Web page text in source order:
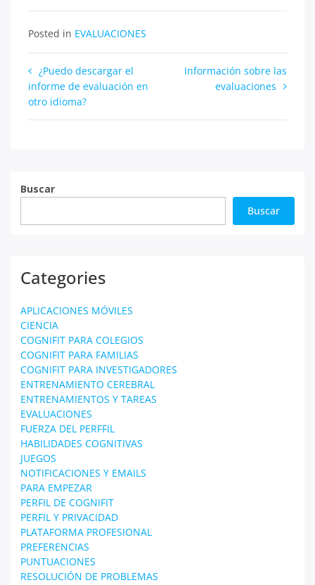
Posted in EVALUACIONES
Navegación
de
entradas
¿Puedo descargar el
informe de evaluación en
otro idioma?
Información sobre las
evaluaciones
Buscar
Buscar
Categories
APLICACIONES MÓVILES
CIENCIA
COGNIFIT PARA COLEGIOS
COGNIFIT PARA FAMILIAS
COGNIFIT PARA INVESTIGADORES
ENTRENAMIENTO CEREBRAL
ENTRENAMIENTOS Y TAREAS
EVALUACIONES
FUERZA DEL PERFFIL
HABILIDADES COGNITIVAS
JUEGOS
NOTIFICACIONES Y EMAILS
PARA EMPEZAR
PERFIL DE COGNIFIT
PERFIL Y PRIVACIDAD
PLATAFORMA PROFESIONAL
PREFERENCIAS
PUNTUACIONES
RESOLUCIÓN DE PROBLEMAS